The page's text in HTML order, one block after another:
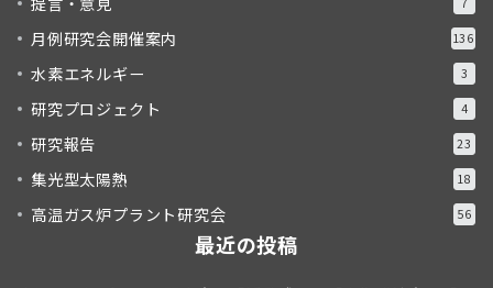
月例研究会開催案内 136
水素エネルギー 3
研究プロジェクト 4
研究報告 23
集光型太陽熱 18
高温ガス炉プラント研究会 56
最近の投稿